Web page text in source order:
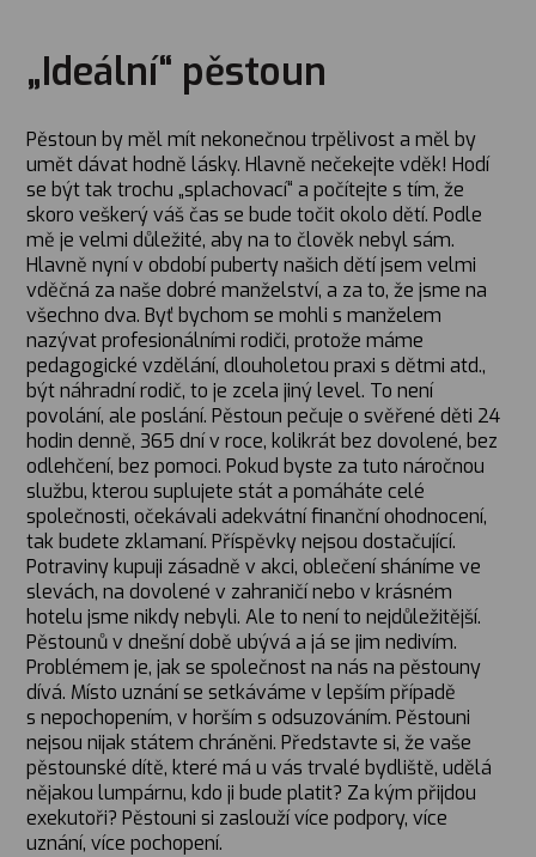
„Ideální“ pěstoun
Pěstoun by měl mít nekonečnou trpělivost a měl by
umět dávat hodně lásky. Hlavně nečekejte vděk! Hodí
se být tak trochu „splachovací“ a počítejte s tím, že
skoro veškerý váš čas se bude točit okolo dětí. Podle
mě je velmi důležité, aby na to člověk nebyl sám.
Hlavně nyní v období puberty našich dětí jsem velmi
vděčná za naše dobré manželství, a za to, že jsme na
všechno dva. Byť bychom se mohli s manželem
nazývat profesionálními rodiči, protože máme
pedagogické vzdělání, dlouholetou praxi s dětmi atd.,
být náhradní rodič, to je zcela jiný level. To není
povolání, ale poslání. Pěstoun pečuje o svěřené děti 24
hodin denně, 365 dní v roce, kolikrát bez dovolené, bez
odlehčení, bez pomoci. Pokud byste za tuto náročnou
službu, kterou suplujete stát a pomáháte celé
společnosti, očekávali adekvátní finanční ohodnocení,
tak budete zklamaní. Příspěvky nejsou dostačující.
Potraviny kupuji zásadně v akci, oblečení sháníme ve
slevách, na dovolené v zahraničí nebo v krásném
hotelu jsme nikdy nebyli. Ale to není to nejdůležitější.
Pěstounů v dnešní době ubývá a já se jim nedivím.
Problémem je, jak se společnost na nás na pěstouny
dívá. Místo uznání se setkáváme v lepším případě
s nepochopením, v horším s odsuzováním. Pěstouni
nejsou nijak státem chráněni. Představte si, že vaše
pěstounské dítě, které má u vás trvalé bydliště, udělá
nějakou lumpárnu, kdo ji bude platit? Za kým přijdou
exekutoři? Pěstouni si zaslouží více podpory, více
uznání, více pochopení.